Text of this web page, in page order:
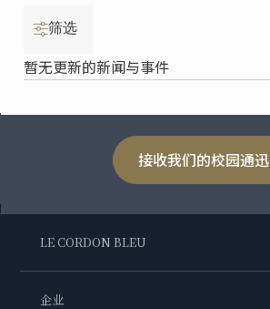
筛选
暂无更新的新闻与事件
接收我们的校园通迅
LE CORDON BLEU
企业